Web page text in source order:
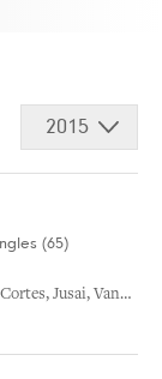
2015
(65)
, Jusai, Vandal